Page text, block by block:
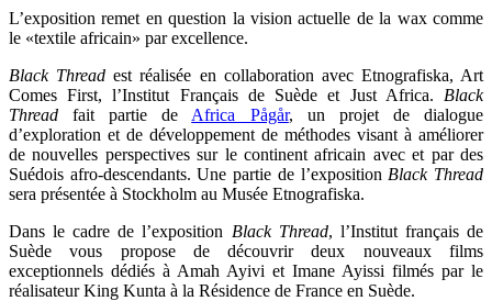
L’exposition remet en question la vision actuelle de la wax comme
le «textile africain» par excellence.
Black Thread est réalisée en collaboration avec Etnografiska, Art
Comes First, l’Institut Français de Suède et Just Africa. Black
Thread fait partie de Africa Pågår, un projet de dialogue
d’exploration et de développement de méthodes visant à améliorer
de nouvelles perspectives sur le continent africain avec et par des
Suédois afro-descendants. Une partie de l’exposition Black Thread
sera présentée à Stockholm au Musée Etnografiska.
Dans le cadre de l’exposition Black Thread, l’Institut français de
Suède vous propose de découvrir deux nouveaux films
exceptionnels dédiés à Amah Ayivi et Imane Ayissi filmés par le
réalisateur King Kunta à la Résidence de France en Suède.